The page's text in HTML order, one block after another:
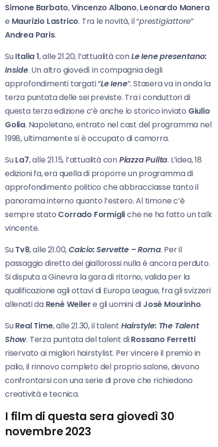
Simone Barbato,Vincenzo Albano,Leonardo Manera
e Maurizio Lastrico. Tra le novità, il “prestigiattore”
Andrea Paris.
SuItalia 1, alle 21.20, l’attualità conLe Iene presentano:
Inside. Un altro giovedì in compagnia degli
approfondimenti targati “Le Iene”. Stasera va in onda la
terza puntata delle sei previste. Tra i conduttori di
questa terza edizione c’è anche lo storico inviato Giulio
Golia. Napoletano, entrato nel cast del programma nel
1998, ultimamente si è occupato di camorra.
SuLa7, alle 21.15, l’attualità conPiazza Pulita. L’idea, 18
edizioni fa, era quella di proporre un programma di
approfondimento politico che abbracciasse tanto il
panorama interno quanto l’estero. Al timone c’è
sempre stato Corrado Formigliche ne ha fatto un talk
vincente.
SuTv8, alle 21.00,Calcio: Servette – Roma. Per il
passaggio diretto dei giallorossi nulla è ancora perduto.
Si disputa a Ginevra la gara di ritorno, valida per la
qualificazione agli ottavi di Europa League, fra gli svizzeri
allenati da René Weilere gli uomini di Josè Mourinho.
SuReal Time, alle 21.30, il talent Hairstyle: The Talent
Show. Terza puntata del talent diRossano Ferretti
riservato ai migliori hairstylist. Per vincere il premio in
palio, il rinnovo completo del proprio salone, devono
confrontarsi con una serie di prove che richiedono
creatività e tecnica.
I film di questa sera giovedì 30
novembre 2023